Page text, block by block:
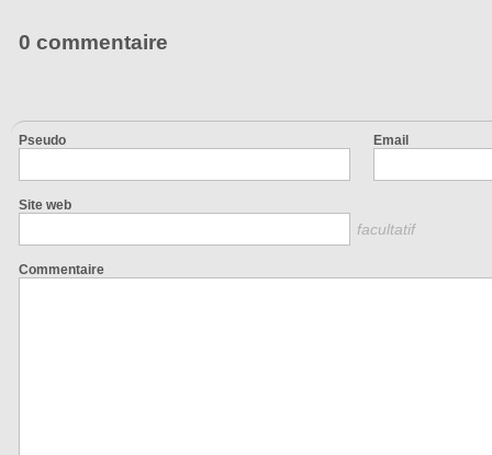
0 commentaire
Pseudo Email
Site web
facultatif
Commentaire